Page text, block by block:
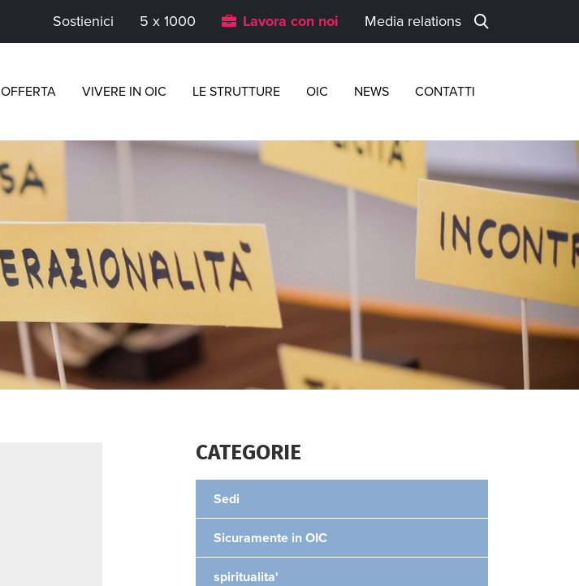
Sostienici 5 x 1000 Lavora con noi Media relations
OFFERTA VIVERE IN OIC LE STRUTTURE OIC NEWS CONTATTI
CATEGORIE
Sedi
Sicuramente in OIC
spiritualita'